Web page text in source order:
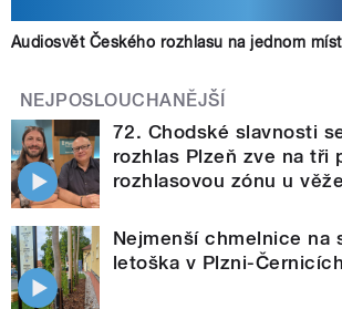
Audiosvět Českého rozhlasu na jednom
NEJPOSLOUCHANĚJŠÍ
72. Chodské slavnosti
rozhlas Plzeň zve na tři
rozhlasovou zónu u věže
Nejmenší chmelnice na
letoška v Plzni-Černicích